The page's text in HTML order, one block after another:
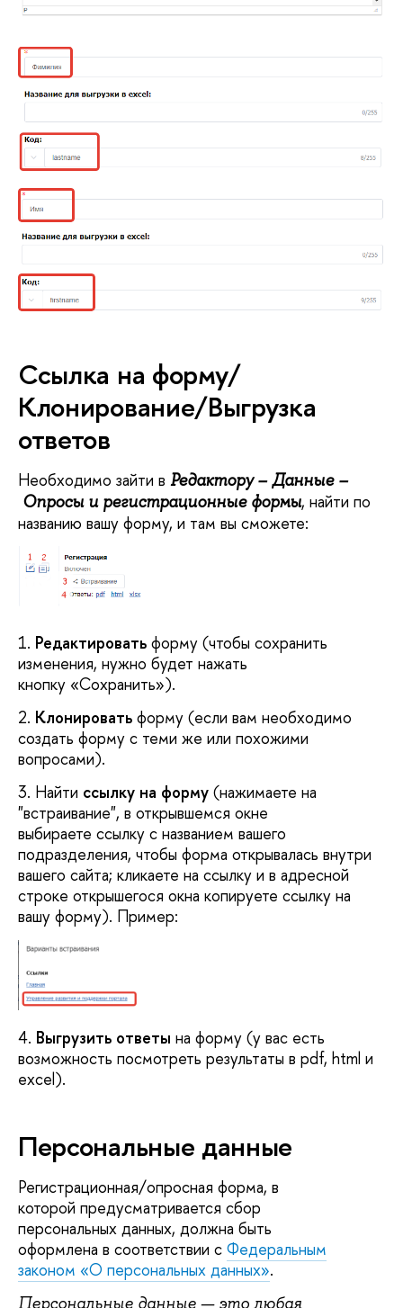
Ссылка на форму/
Клонирование/Выгрузка
ответов
Необходимо зайти в Редактору – Данные –
Опросы и регистрационные формы, найти по
названию вашу форму, и там вы сможете:
1. Редактировать форму (чтобы сохранить
изменения, нужно будет нажать
кнопку «Сохранить»).
2. Клонировать форму (если вам необходимо
создать форму с теми же или похожими
вопросами).
3. Найти ссылку на форму (нажимаете на
"встраивание", в открывшемся окне
выбираете ссылку с названием вашего
подразделения, чтобы форма открывалась внутри
вашего сайта; кликаете на ссылку и в адресной
строке открышегося окна копируете ссылку на
вашу форму). Пример:
4. Выгрузить ответы на форму (у вас есть
возможность посмотреть результаты в pdf, html и
excel).
Персональные данные
Регистрационная/опросная форма, в
которой предусматривается сбор
персональных данных, должна быть
оформлена в соответствии с Федеральным
законом «О персональных данных».
Персональные данные — это любая